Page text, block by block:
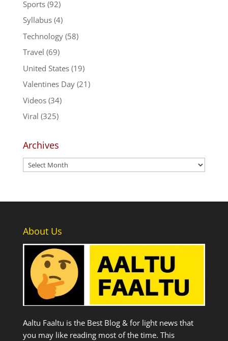
Sports(92)
Syllabus(4)
Technology(58)
Travel (69)
United States(19)
Valentines Day(21)
Videos(34)
Viral (325)
Archives
Archives
About Us
Aaltu Faaltu is the Best Blog & for light news that
you may like reading most of the time. This